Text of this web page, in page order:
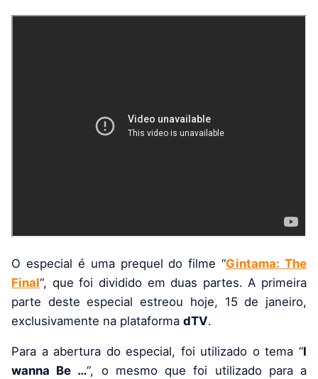
O especial é uma prequel do filme “Gintama: The
Final“, que foi dividido em duas partes. A primeira
parte deste especial estreou hoje, 15 de janeiro,
exclusivamente na plataforma dTV.
Para a abertura do especial, foi utilizado o tema “I
wanna Be …“, o mesmo que foi utilizado para a